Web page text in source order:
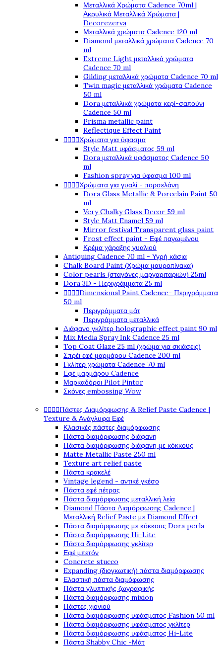
Μεταλλικά Χρώματα Cadence 70ml |
Ακρυλικά Μεταλλικά Χρώματα |
Decorezerva
Μεταλλικά χρώματα Cadence 120 ml
Diamond μεταλλικά χρώματα Cadence 70
ml
Extreme Light μεταλλικά χρώματα
Cadence 70 ml
Gilding μεταλλικά χρώματα Cadence 70 ml
Twin magic μεταλλικά χρώματα Cadence
50 ml
Dora μεταλλικά χρώματα κερί-σαπούνι
Cadence 50 ml
Prisma metallic paint
Reflectique Effect Paint
Χρώματα για ύφασμα
Style Matt υφάσματος 59 ml
Dora μεταλλικά υφάσματος Cadence 50
ml
Fashion spray για ύφασμα 100 ml
Χρώματα για γυαλί - πορσελάνη
Dora Glass Metallic & Porcelain Paint 50
ml
Very Chalky Glass Decor 59 ml
Style Matt Enamel 59 ml
Mirror festival Transparent glass paint
Frost effect paint - Εφέ παγωμένου
Κρέμα χάραξης γυαλιού
Antiquing Cadence 70 ml - Υγρή κάσια
Chalk Board Paint (Χρώμα μαυροπίνακα)
Color pearls (σταγόνες μαργαριταριών) 25ml
Dora 3D - Περιγράμματα 25 ml
Dimensional Paint Cadence- Περιγράμματα
50 ml
Περιγράμματα μάτ
Περιγράμματα μεταλλικά
Διάφανο γκλίτερ holographic effect paint 90 ml
Mix Media Spray Ink Cadence 25 ml
Top Coat Glaze 25 ml (χρώμα για σκιάσεις)
Σπρέι εφέ μαρμάρου Cadence 200 ml
Γκλίτερ χρώματα Cadence 70 ml
Εφέ μαρμάρου Cadence
Μαρκαδόροι Pilot Pintor
Σκόνες embossing Wow
Πάστες Διαμόρφωσης & Relief Paste Cadence |
Texture & Ανάγλυφα Εφέ
Κλασικές πάστες διαμόρφωσης
Πάστα διαμόρφωσης διάφανη
Πάστα διαμόρφωσης διάφανη με κόκκους
Matte Metallic Paste 250 ml
Texture art relief paste
Πάστα κρακελέ
Vintage legend - αντικέ γκέσο
Πάστα εφέ πέτρας
Πάστα διαμόρφωσης μεταλλική λεία
Diamond Πάστα Διαμόρφωσης Cadence |
Μεταλλική Relief Paste με Diamond Effect
Πάστα διαμόρφωσης με κόκκους Dora perla
Πάστα διαμόρφωσης Hi-Lite
Πάστα διαμόρφωσης γκλίτερ
Εφέ μπετόν
Concrete stucco
Expanding (διογκωτική) πάστα διαμόρφωσης
Ελαστική πάστα διαμόφωσης
Πάστα γλυπτικής ζωγραφικής
Πάστα διαμόρφωσης mixion
Πάστες χιονιού
Πάστα διαμόρφωσης υφάσματος Fashion 50 ml
Πάστα διαμόρφωσης υφάσματος γκλίτερ
Πάστα διαμόρφωσης υφάσματος Hi-Lite
Πάστα Shabby Chic -Μάτ